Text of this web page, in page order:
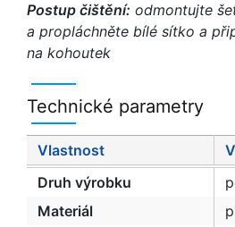
Postup čištění: odmontujte
a propláchněte bílé sítko a
na kohoutek
Technické parametry
Vlastnost
Druh výrobku
Materiál